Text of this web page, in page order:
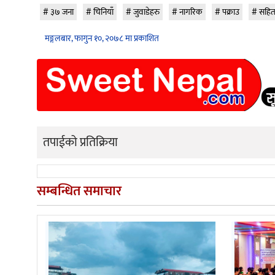
३७ जना चिनियाँ जुवाडेहरु नागरिक पक्राउ
सहित
मङ्गलबार, फागुन १०, २०७८ मा प्रकाशित
तपाईको प्रतिक्रिया
सम्बन्धित समाचार